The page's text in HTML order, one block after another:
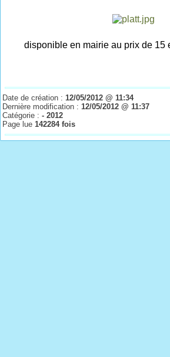
disponible en mairie au prix de 15
Date de création :12/05/2012 @ 11:34
Dernière modification :12/05/2012 @ 11:37
Catégorie :- 2012
Page lue142284 fois